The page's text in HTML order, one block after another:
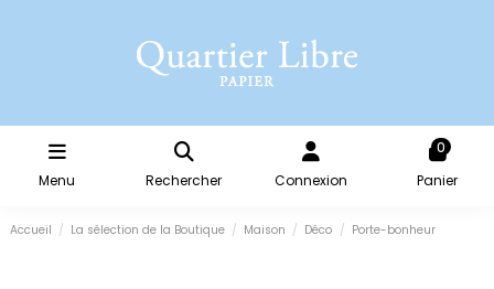
Menu Rechercher Connexion
0
Panier
Accueil La sélection de la Boutique Maison Déco Porte-bonheur